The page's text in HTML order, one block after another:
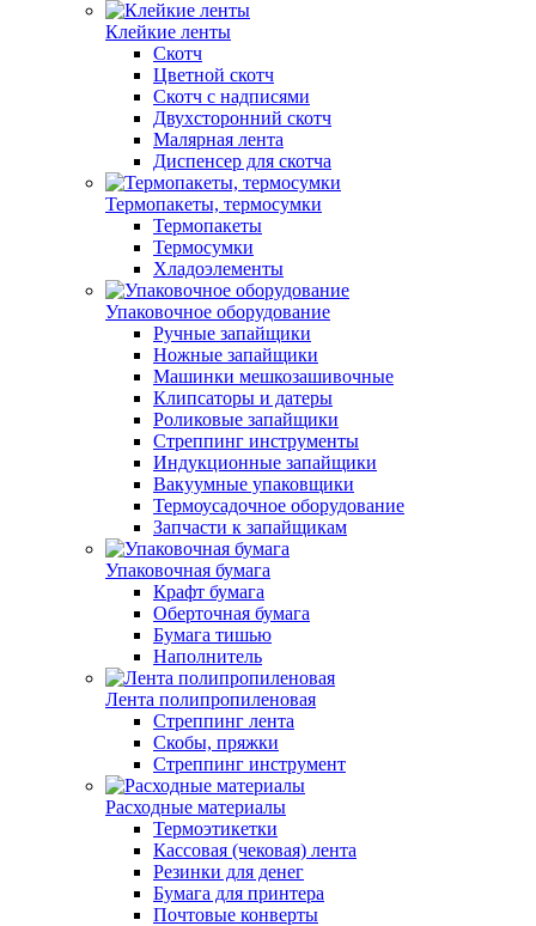
Клейкие ленты
Скотч
Цветной скотч
Скотч с надписями
Двухсторонний скотч
Малярная лента
Диспенсер для скотча
Термопакеты, термосумки
Термопакеты
Термосумки
Хладоэлементы
Упаковочное оборудование
Ручные запайщики
Ножные запайщики
Машинки мешкозашивочные
Клипсаторы и датеры
Роликовые запайщики
Стреппинг инструменты
Индукционные запайщики
Вакуумные упаковщики
Термоусадочное оборудование
Запчасти к запайщикам
Упаковочная бумага
Крафт бумага
Оберточная бумага
Бумага тишью
Наполнитель
Лента полипропиленовая
Стреппинг лента
Скобы, пряжки
Стреппинг инструмент
Расходные материалы
Термоэтикетки
Кассовая (чековая) лента
Резинки для денег
Бумага для принтера
Почтовые конверты